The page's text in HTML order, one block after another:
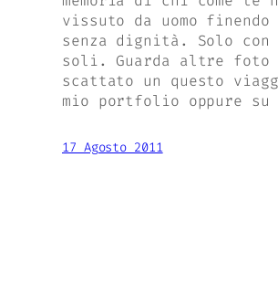
vissuto da uomo finendo
senza dignità. Solo
soli. Guarda altre foto
scattato un questo
mio portfolio oppure su
17 Agosto 2011